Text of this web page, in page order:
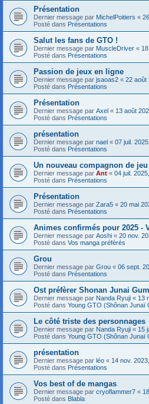
Présentation
Dernier message par MichelPoitiers «
Posté dans Présentations
Salut les fans de GTO !
Dernier message par MuscleDriver «
Posté dans Présentations
Passion de jeux en ligne
Dernier message par jsaoas2 « 22 août
Posté dans Présentations
Présentation
Dernier message par Axel « 13 août
Posté dans Présentations
présentation
Dernier message par nael « 07 juil.
Posté dans Présentations
Un nouveau compagnon de
Dernier message par Ant « 04 juil.
Posté dans Présentations
Présentation
Dernier message par Zara5 « 20 mai
Posté dans Présentations
Animes confirmés pour 2025 -
Dernier message par Aoshi « 20 nov.
Posté dans Vos manga préférés
Grou
Dernier message par Grou « 06 sept.
Posté dans Présentations
Ost préfèrer Shonan Junai
Dernier message par Nanda Ryuji « 13
Posté dans Young GTO (Shônan Junaï
Le côté triste des personnages
Dernier message par Nanda Ryuji « 15
Posté dans Young GTO (Shônan Junaï
présentation
Dernier message par léo « 14 nov.
Posté dans Présentations
Vos best of de mangas
Dernier message par cryoflammer7 «
Posté dans Blabla